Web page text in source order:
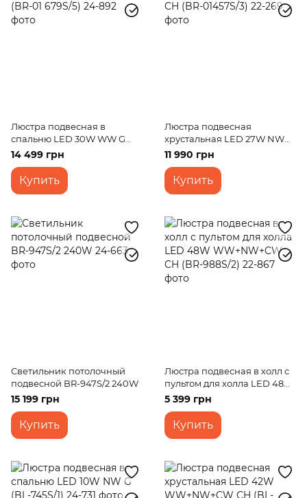
Люстра подвесная в
спальню LED 30W WW G
(BR-01 679S/5)
14 499 грн
Купить
Люстра подвесная
хрустальная LED 27W NW
CH (BR-01457S/3)
11 990 грн
Купить
Светильник потолочный
подвесной BR-947S/2 240W
15 199 грн
Купить
Люстра подвесная в холл с
пультом для холла LED 48W
WW+NW+CW CH (BR-988S/2)
5 399 грн
Купить